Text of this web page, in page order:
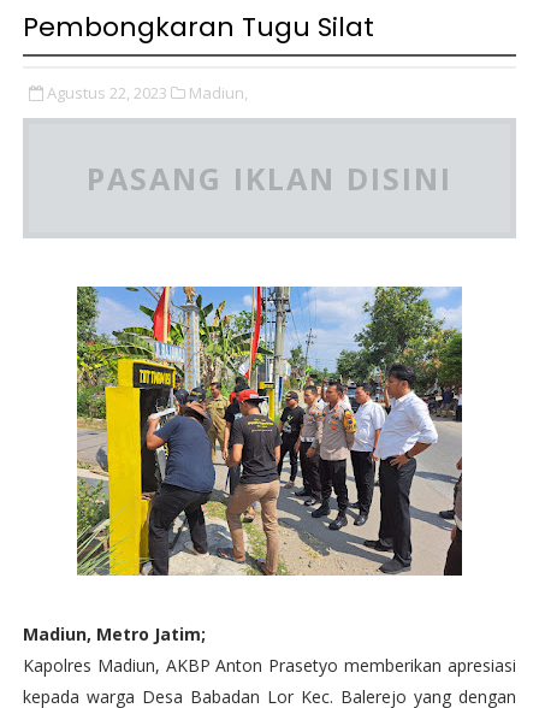
Pembongkaran Tugu Silat
Agustus 22, 2023 Madiun,
PASANG IKLAN DISINI
Madiun, Metro Jatim;
Kapolres Madiun, AKBP Anton Prasetyo memberikan apresiasi
kepada warga Desa Babadan Lor Kec. Balerejo yang dengan